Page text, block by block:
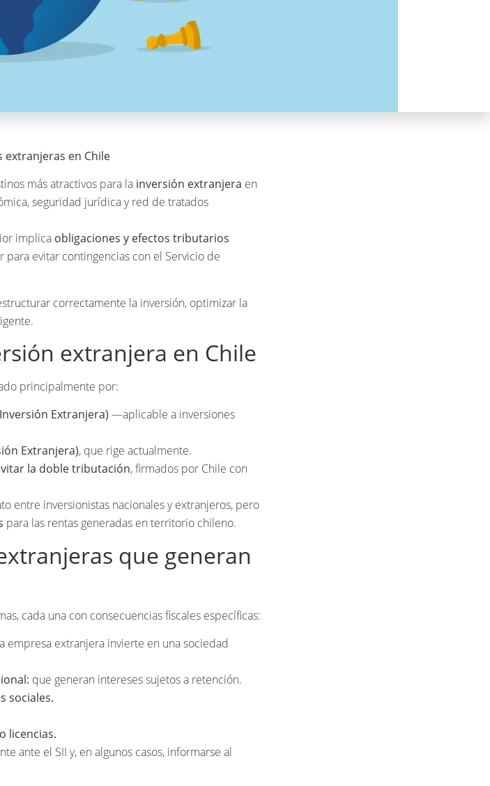
en Chile
más atractivos para la inversión extranjera en
seguridad jurídica y red de tratados
implica obligaciones y efectos tributarios
evitar contingencias con el Servicio de
correctamente la inversión, optimizar la
extranjera en Chile
principalmente por:
Extranjera) —aplicable a inversiones
Extranjera), que rige actualmente.
la doble tributación, firmados por Chile con
entre inversionistas nacionales y extranjeros, pero
para las rentas generadas en territorio chileno.
que generan
cada una con consecuencias fiscales específicas:
empresa extranjera invierte en una sociedad
que generan intereses sujetos a retención.
sociales.
licencias.
ante el SII y, en algunos casos, informarse al